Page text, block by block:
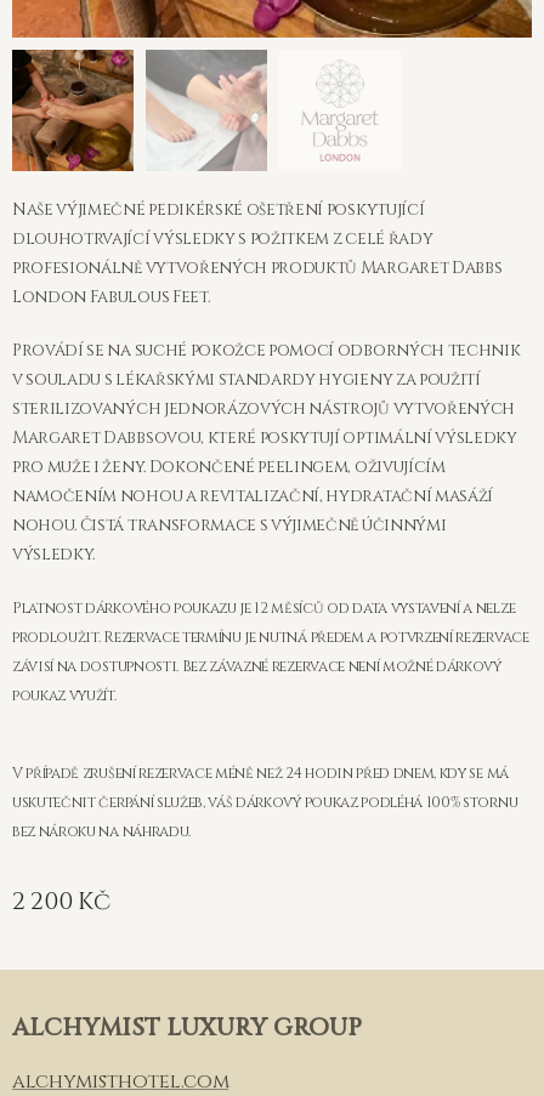
Pedikúra Margaret Dabbs
Naše výjimečné pedikérské ošetření poskytující
dlouhotrvající výsledky s požitkem z celé řady
profesionálně vytvořených produktů Margaret Dabbs
London Fabulous Feet.
Provádí se na suché pokožce pomocí odborných technik
v souladu s lékařskými standardy hygieny za použití
sterilizovaných jednorázových nástrojů vytvořených
Margaret Dabbsovou, které poskytují optimální výsledky
pro muže i ženy. Dokončené peelingem, oživujícím
namočením nohou a revitalizační, hydratační masáží
nohou. Čistá transformace s výjimečně účinnými
výsledky.
Platnost dárkového poukazu je 12 měsíců od data vystavení a nelze
prodloužit. Rezervace termínu je nutná předem a potvrzení rezervace
závisí na dostupnosti. Bez závazné rezervace není možné dárkový
poukaz využít.
V případě zrušení rezervace méně než 24 hodin před dnem, kdy se má
uskutečnit čerpání služeb, váš dárkový poukaz podléhá 100% stornu
bez nároku na náhradu.
2 200 Kč
ALCHYMIST LUXURY GROUP
alchymisthotel.com